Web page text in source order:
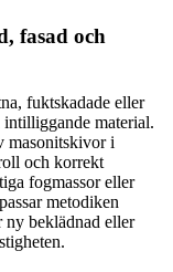
fasad och
fuktskadade eller
intilliggande material.
masonitskivor i
och korrekt
fogmassor eller
metodiken
ny beklädnad eller